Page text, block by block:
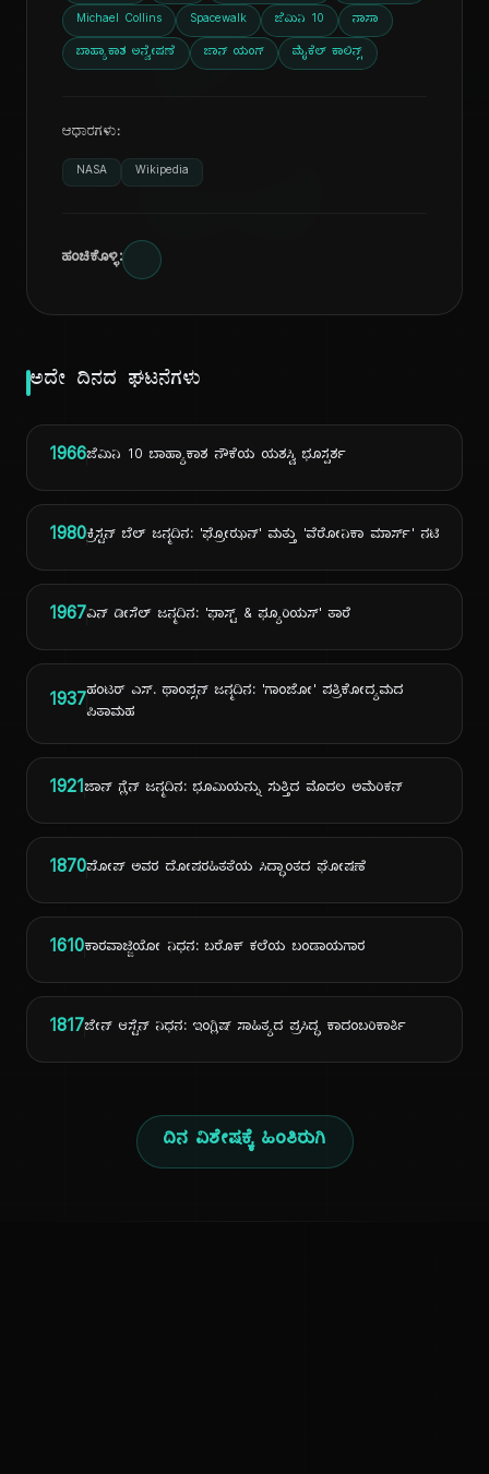
ದಿ
Michael Collins Spacewalk ಜೆಮಿನಿ 10 ನಾಸಾ
ಬಾಹ್ಯಾಕಾಶ ಅನ್ವೇಷಣೆ ಜಾನ್ ಯಂಗ್ ಮೈಕೆಲ್ ಕಾಲಿನ್ಸ್
ಆಧಾರಗಳು:
NASA Wikipedia
ಹಂಚಿಕೊಳ್ಳಿ:
ಅದೇ ದಿನದ ಘಟನೆಗಳು
1966ಜೆಮಿನಿ 10 ಬಾಹ್ಯಾಕಾಶ ನೌಕೆಯ ಯಶಸ್ವಿ ಭೂಸ್ಪರ್ಶ
1980ಕ್ರಿಸ್ಟನ್ ಬೆಲ್ ಜನ್ಮದಿನ: 'ಫ್ರೋಝನ್' ಮತ್ತು 'ವೆರೋನಿಕಾ ಮಾರ್ಸ್' ನಟಿ
1967ವಿನ್ ಡೀಸೆಲ್ ಜನ್ಮದಿನ: 'ಫಾಸ್ಟ್ & ಫ್ಯೂರಿಯಸ್' ತಾರೆ
1937ಹಂಟರ್ ಎಸ್. ಥಾಂಪ್ಸನ್ ಜನ್ಮದಿನ: 'ಗಾಂಜೋ' ಪತ್ರಿಕೋದ್ಯಮದ
ಪಿತಾಮಹ
1921ಜಾನ್ ಗ್ಲೆನ್ ಜನ್ಮದಿನ: ಭೂಮಿಯನ್ನು ಸುತ್ತಿದ ಮೊದಲ ಅಮೆರಿಕನ್
1870ಪೋಪ್ ಅವರ ದೋಷರಹಿತತೆಯ ಸಿದ್ಧಾಂತದ ಘೋಷಣೆ
1610ಕಾರವಾಜ್ಜಿಯೋ ನಿಧನ: ಬರೊಕ್ ಕಲೆಯ ಬಂಡಾಯಗಾರ
1817ಜೇನ್ ಆಸ್ಟೆನ್ ನಿಧನ: ಇಂಗ್ಲಿಷ್ ಸಾಹಿತ್ಯದ ಪ್ರಸಿದ್ಧ ಕಾದಂಬರಿಕಾರ್ತಿ
ದಿನ ವಿಶೇಷಕ್ಕೆ ಹಿಂತಿರುಗಿ